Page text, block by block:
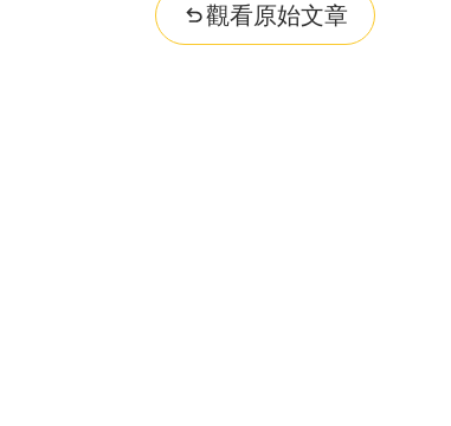
觀看原始文章